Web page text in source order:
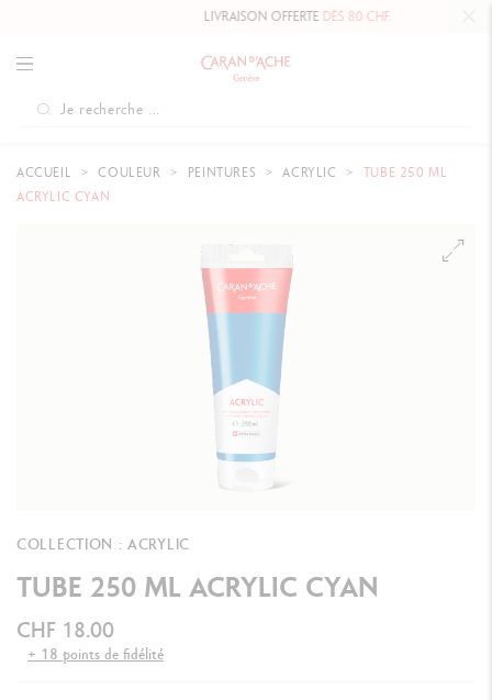
LIVRAISON OFFERTEDÈS 80 CHF.
ACCUEIL COULEUR PEINTURES ACRYLIC
TUBE 250 ML
ACRYLIC CYAN
COLLECTION : ACRYLIC
TUBE 250 ML ACRYLIC CYAN
CHF 18.00
+ 18 points de fidélité